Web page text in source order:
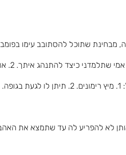
שתוכל להסתובב עימו בפומבי
לא להפריע לה עד שתמצא את